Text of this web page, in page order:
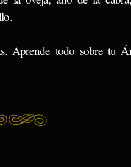
Aprende todo sobre tu